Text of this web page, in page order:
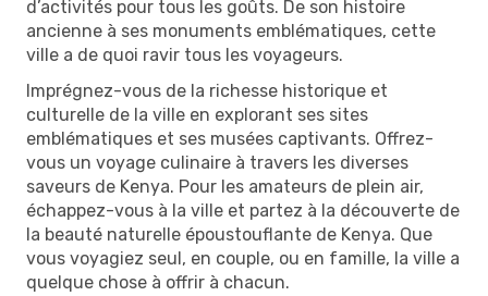
d’activités pour tous les goûts. De son histoire
ancienne à ses monuments emblématiques, cette
ville a de quoi ravir tous les voyageurs.
Imprégnez-vous de la richesse historique et
culturelle de la ville en explorant ses sites
emblématiques et ses musées captivants. Offrez-
vous un voyage culinaire à travers les diverses
saveurs de Kenya. Pour les amateurs de plein air,
échappez-vous à la ville et partez à la découverte de
la beauté naturelle époustouflante de Kenya. Que
vous voyagiez seul, en couple, ou en famille, la ville a
quelque chose à offrir à chacun.